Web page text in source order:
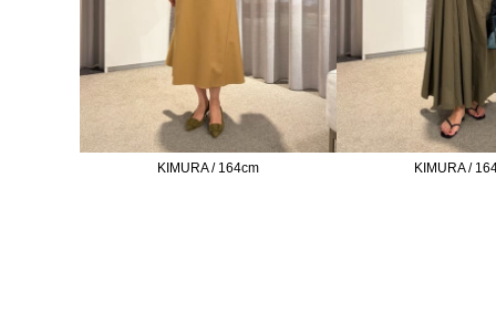
KIMURA / 164cm KIMURA /